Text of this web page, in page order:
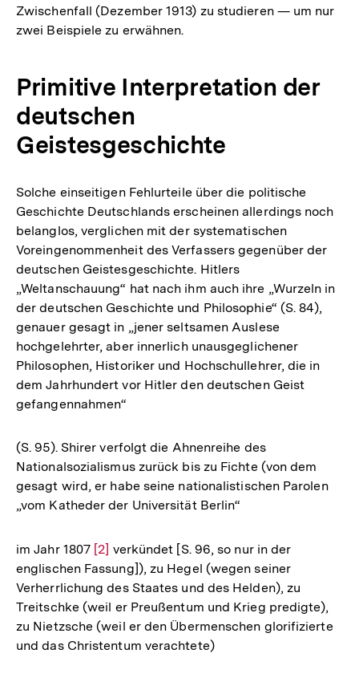
Zwischenfall (Dezember 1913) zu studieren — um nur
zwei Beispiele zu erwähnen.
Primitive Interpretation der
deutschen
Geistesgeschichte
Solche einseitigen Fehlurteile über die politische
Geschichte Deutschlands erscheinen allerdings noch
belanglos, verglichen mit der systematischen
Voreingenommenheit des Verfassers gegenüber der
deutschen Geistesgeschichte. Hitlers
„Weltanschauung“ hat nach ihm auch ihre „Wurzeln in
der deutschen Geschichte und Philosophie“ (S. 84),
genauer gesagt in „jener seltsamen Auslese
hochgelehrter, aber innerlich unausgeglichener
Philosophen, Historiker und Hochschullehrer, die in
dem Jahrhundert vor Hitler den deutschen Geist
gefangennahmen“
(S. 95). Shirer verfolgt die Ahnenreihe des
Nationalsozialismus zurück bis zu Fichte (von dem
gesagt wird, er habe seine nationalistischen Parolen
„vom Katheder der Universität Berlin“
im Jahr 1807 Zur
Auflösung
der
Fußnote
[2] verkündet [S. 96, so nur in der
englischen Fassung]), zu Hegel (wegen seiner
Verherrlichung des Staates und des Helden), zu
Treitschke (weil er Preußentum und Krieg predigte),
zu Nietzsche (weil er den Übermenschen glorifizierte
und das Christentum verachtete)